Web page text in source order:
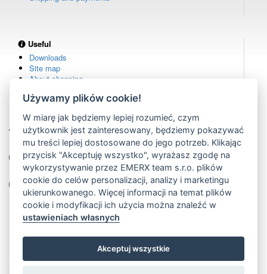
Useful
Downloads
Site map
About shopping
Own warehouse
remote controls in stock
Over 100,000 customers
from all over the world
Tradition since 2006
more than 20 years on the market
Używamy plików cookie!
W miarę jak będziemy lepiej rozumieć, czym
użytkownik jest zainteresowany, będziemy pokazywać
mu treści lepiej dostosowane do jego potrzeb. Klikając
przycisk "Akceptuję wszystko", wyrażasz zgodę na
wykorzystywanie przez EMERX team s.r.o. plików
cookie do celów personalizacji, analizy i marketingu
ukierunkowanego. Więcej informacji na temat plików
cookie i modyfikacji ich użycia można znaleźć w
ustawieniach własnych
Akceptuj wszystkie